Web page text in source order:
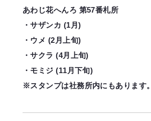
あわじ花へんろ 第57番札所
・サザンカ (1月)
・ウメ (2月上旬)
・サクラ (4月上旬)
・モミジ (11月下旬)
※スタンプは社務所内にもあります。